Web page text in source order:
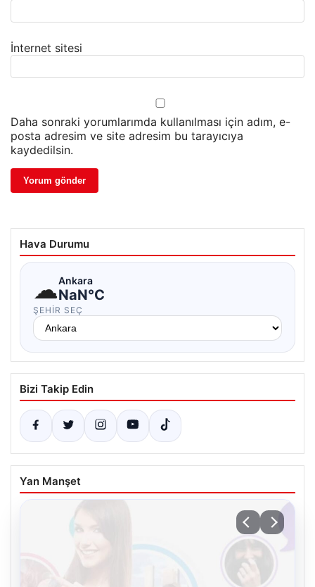
İnternet sitesi
Daha sonraki yorumlarımda kullanılması için adım, e-
posta adresim ve site adresim bu tarayıcıya
kaydedilsin.
Hava Durumu
☁Ankara
NaN°C
ŞEHIR SEÇ
Bizi Takip Edin
Yan Manşet